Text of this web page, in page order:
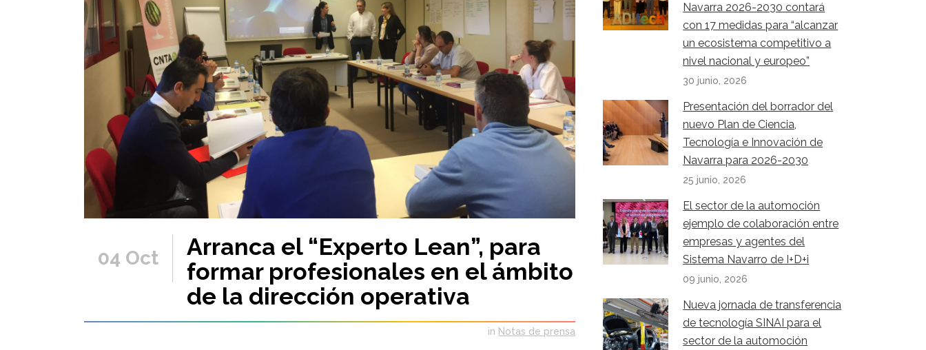
04 Oct
Arranca el “Experto Lean”, para
formar profesionales en el ámbito
de la dirección operativa
in Notas de prensa
Navarra 2026-2030 contará
con 17 medidas para “alcanzar
un ecosistema competitivo a
nivel nacional y europeo”
30 junio, 2026
Presentación del borrador del
nuevo Plan de Ciencia,
Tecnología e Innovación de
Navarra para 2026-2030
25 junio, 2026
El sector de la automoción
ejemplo de colaboración entre
empresas y agentes del
Sistema Navarro de I+D+i
09 junio, 2026
Nueva jornada de transferencia
de tecnología SINAI para el
sector de la automoción